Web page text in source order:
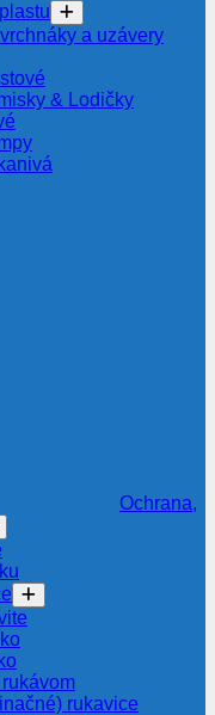
a uzávery
& Lodičky
Ochrana,
rukavice